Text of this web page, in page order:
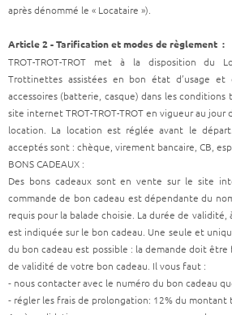
après dénommé le « Locataire »).
Article 2 - Tarification et modes de règlement :
TROT-TROT-TROT met à la disposition du
Trottinettes assistées en bon état d’usage et
accessoires (batterie, casque) dans les
site internet TROT-TROT-TROT en vigueur au
location. La location est réglée avant le
acceptés sont : chèque, virement bancaire, CB,
BONS CADEAUX :
Des bons cadeaux sont en vente sur le site
commande de bon cadeau est dépendante du
requis pour la balade choisie. La durée de
est indiquée sur le bon cadeau. Une seule et
du bon cadeau est possible : la demande doit
de validité de votre bon cadeau. Il vous faut :
⁃ nous contacter avec le numéro du bon cadeau
⁃ régler les frais de prolongation: 12% du montant